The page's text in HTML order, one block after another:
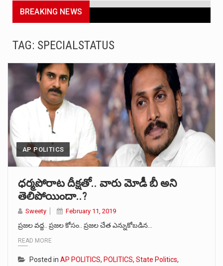
BREAKING NEWS
టీడీపీ అధికార ప్రతినిధి సాదినేని యామినీ శర్మా కొడాలి నాని పై నిప్పులు చెరిగింది. ఆమె మాట్లాడుతూ.. కొడాలి నాని…
భాషలతో సంబంధం లేకుండా వరుస విజయాలతో సమంత దూసుకుపోతోంది. ఇటీవల కాలంలో నటనకి ప్రాధాన్యత కలిగిన విభిన్నమైన పాత్రలను చేస్తూ…
అక్కినేని నాగచైతన్య, సమంత జంటగా నటించిన తాజా చిత్రం ‘మజిలీ’. పెళ్లి తరువాత చైతు, సామ్ కలిసి నటిస్తోన్న సినిమా…
మహానటి సినిమాతో మంచి హిట్ అందుకున్న కీర్తి సురేశ్ కొంత కాలాంగా సినిమాలని ఆచ్చి తూచి ఒకే చేస్తుంది. కథ…
TAG: SPECIALSTATUS
AP POLITICS
ధర్మపోరాట దీక్షతో.. వారు మోడీ బీ అని
తెలిపోయిందా..?
Sweety February 11, 2019
ప్రజల వద్ద.. ప్రజల కోసం.. ప్రజల చేత ఎన్నుకోబడిన…
READ MORE
Posted in AP POLITICS, POLITICS, State Politics,